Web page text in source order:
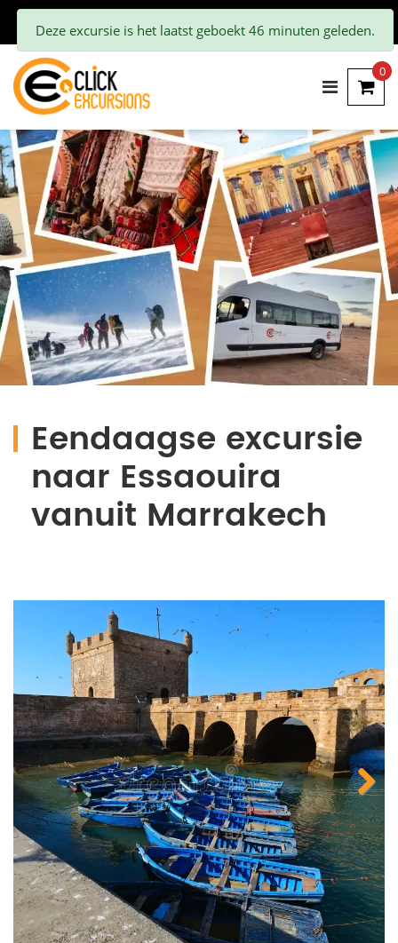
0
Eendaagse excursie
naar Essaouira
vanuit Marrakech
Next
Deze excursie is het laatst geboekt 46 minuten geleden.